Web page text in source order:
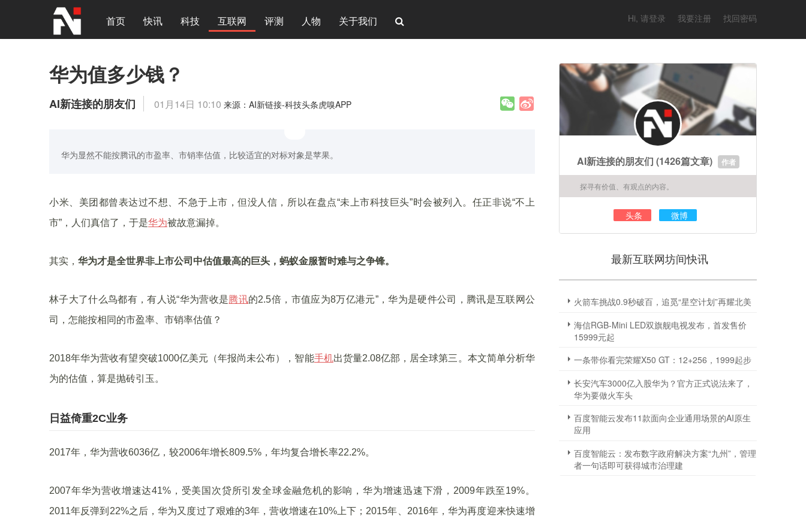
首页 快讯 科技 互联网 评测 人物 关于我们 Hi, 请登录 我要注册 找回密码
华为值多少钱？
AI新连接的朋友们 01月14日 10:10 来源：AI新链接-科技头条虎嗅APP
华为显然不能按腾讯的市盈率、市销率估值，比较适宜的对标对象是苹果。
小米、美团都曾表达过不想、不急于上市，但没人信，所以在盘点“未上市科技巨头”时会被列入。任正非说“不上
市”，人们真信了，于是华为被故意漏掉。
其实， 华为才是全世界非上市公司中估值最高的巨头，蚂蚁金服暂时难与之争锋。
林子大了什么鸟都有，有人说“华为营收是腾讯的2.5倍，市值应为8万亿港元”，华为是硬件公司，腾讯是互联网公
司，怎能按相同的市盈率、市销率估值？
2018年华为营收有望突破1000亿美元（年报尚未公布），智能手机出货量2.08亿部，居全球第三。本文简单分析华
为的估值，算是抛砖引玉。
日益倚重2C业务
2017年，华为营收6036亿，较2006年增长809.5%，年均复合增长率22.2%。
2007年华为营收增速达41%，受美国次贷所引发全球金融危机的影响，华为增速迅速下滑，2009年跌至19%。
2011年反弹到22%之后，华为又度过了艰难的3年，营收增速在10%上下；2015年、2016年，华为再度迎来快速增
AI新连接的朋友们 (1426篇文章) 作者
探寻有价值、有观点的内容。
头条 微博
最新互联网坊间快讯
火箭车挑战0.9秒破百，追觅“星空计划”再耀北美
海信RGB-Mini LED双旗舰电视发布，首发售价
15999元起
一条带你看完荣耀X50 GT：12+256，1999起步
长安汽车3000亿入股华为？官方正式说法来了，
华为要做火车头
百度智能云发布11款面向企业通用场景的AI原生
应用
百度智能云：发布数字政府解决方案“九州”，管理
者一句话即可获得城市治理建